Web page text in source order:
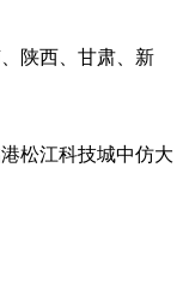
陕西、甘肃、新
松江科技城中仿大